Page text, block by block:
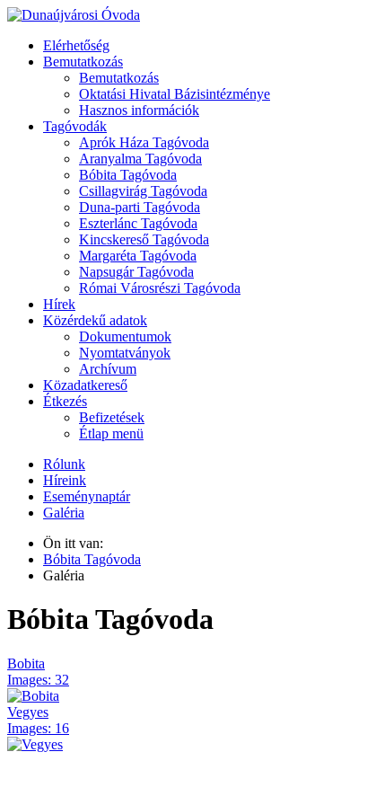
Elérhetőség
Bemutatkozás
Bemutatkozás
Oktatási Hivatal Bázisintézménye
Hasznos információk
Tagóvodák
Aprók Háza Tagóvoda
Aranyalma Tagóvoda
Bóbita Tagóvoda
Csillagvirág Tagóvoda
Duna-parti Tagóvoda
Eszterlánc Tagóvoda
Kincskereső Tagóvoda
Margaréta Tagóvoda
Napsugár Tagóvoda
Római Városrészi Tagóvoda
Hírek
Közérdekű adatok
Dokumentumok
Nyomtatványok
Archívum
Közadatkereső
Étkezés
Befizetések
Étlap menü
Rólunk
Híreink
Eseménynaptár
Galéria
Ön itt van:
Bóbita Tagóvoda
Galéria
Bóbita Tagóvoda
Bobita
Images: 32
Vegyes
Images: 16